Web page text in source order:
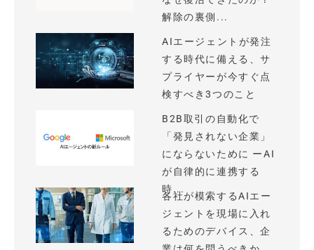
解除の裏側...
AIエージェントが発注
する時代に備える、サ
プライヤーが今すぐ点
検すべき3つのこと
B2B取引の自動化で
「発見されない企業」
にならないために ーAI
が自律的に連携する
時...
各社が模索するAIエー
ジェントを現場に入れ
るためのデバイス、企